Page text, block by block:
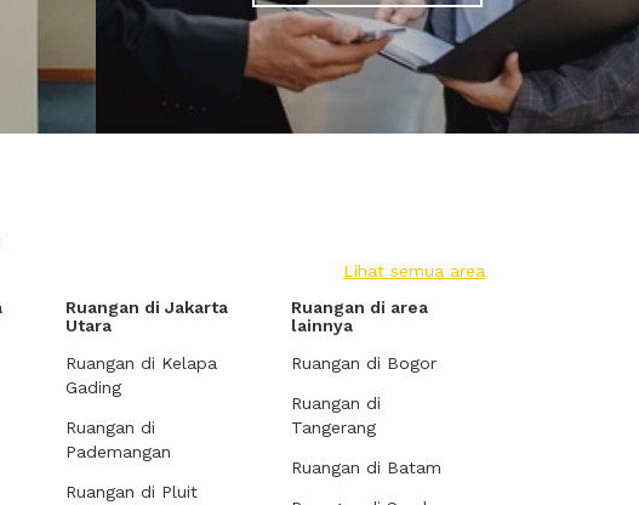
Lihat semua area
Ruangan di Jakarta
Utara
Ruangan di Kelapa
Gading
Ruangan di
Pademangan
Ruangan di Pluit
Ruangan di area
lainnya
Ruangan di Bogor
Ruangan di
Tangerang
Ruangan di Batam